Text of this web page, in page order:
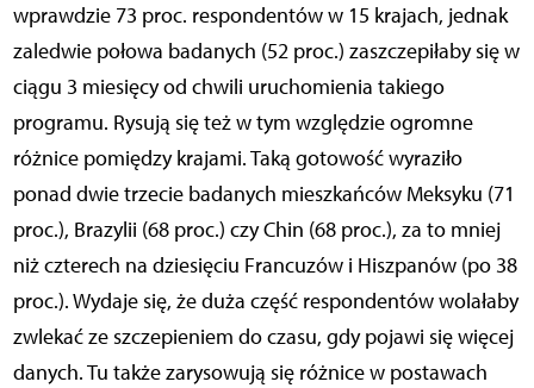
wprawdzie 73 proc. respondentów w 15 krajach, jednak
zaledwie połowa badanych (52 proc.) zaszczepiłaby się w
ciągu 3 miesięcy od chwili uruchomienia takiego
programu. Rysują się też w tym względzie ogromne
różnice pomiędzy krajami. Taką gotowość wyraziło
ponad dwie trzecie badanych mieszkańców Meksyku (71
proc.), Brazylii (68 proc.) czy Chin (68 proc.), za to mniej
niż czterech na dziesięciu Francuzów i Hiszpanów (po 38
proc.). Wydaje się, że duża część respondentów wolałaby
zwlekać ze szczepieniem do czasu, gdy pojawi się więcej
danych. Tu także zarysowują się różnice w postawach